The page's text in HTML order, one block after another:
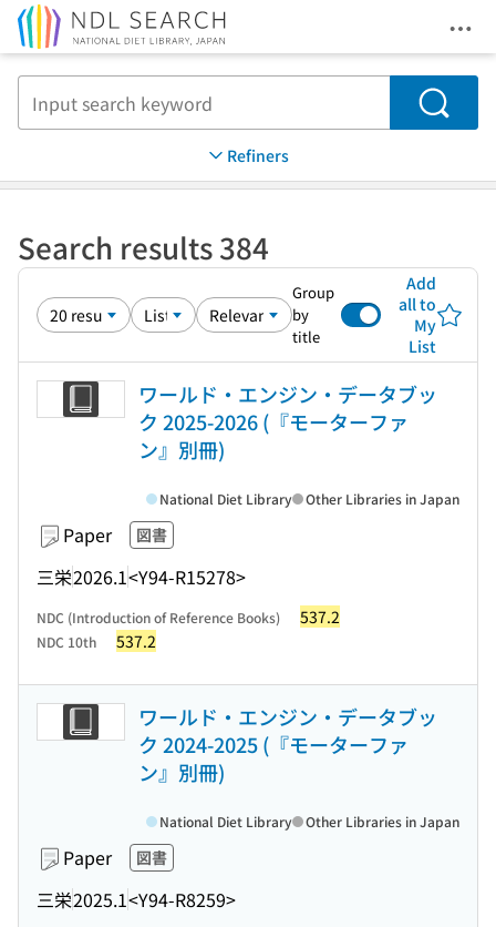
Search
Refiners
Search results 384
Group
by
title
Add
all to
My
List
ワールド・エンジン・データブッ
ク 2025-2026 (『モーターファ
ン』別冊)
Paper 図書
三栄2026.1<Y94-R15278>
National Diet Library Other Libraries in Japan
NDC (Introduction of Reference Books) 537.2
NDC 10th 537.2
ワールド・エンジン・データブッ
ク 2024-2025 (『モーターファ
ン』別冊)
Paper 図書
三栄2025.1<Y94-R8259>
National Diet Library Other Libraries in Japan